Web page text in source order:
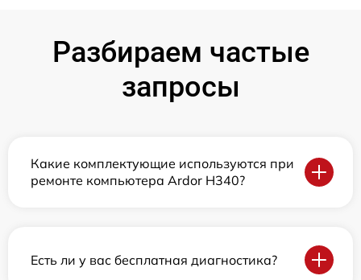
Разбираем частые
запросы
Какие комплектующие используются при
ремонте компьютера Ardor H340?
Есть ли у вас бесплатная диагностика?